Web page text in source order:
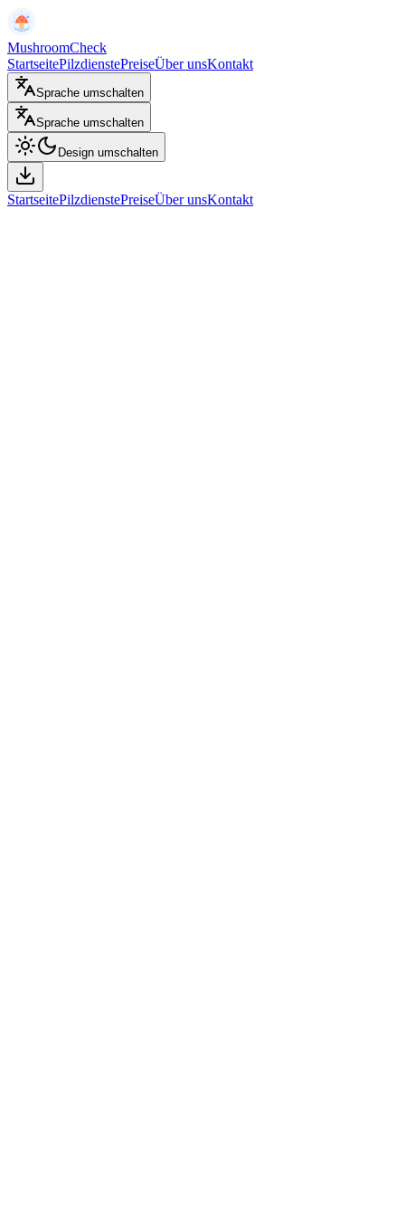
MushroomCheck
StartseitePilzdienstePreiseÜber unsKontakt
Sprache umschalten
Sprache umschalten
Design umschalten
StartseitePilzdienstePreiseÜber unsKontakt